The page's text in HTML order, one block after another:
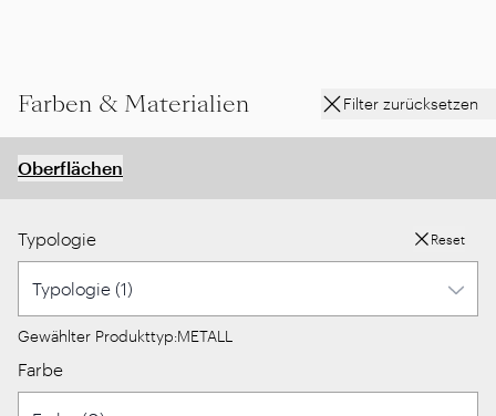
Farben & Materialien Filter zurücksetzen
Oberflächen
Typologie Reset
Gewählter Produkttyp:METALL
Farbe